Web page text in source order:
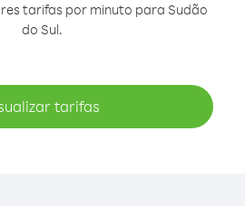
tarifas por minuto para Sudão
do Sul.
tarifas